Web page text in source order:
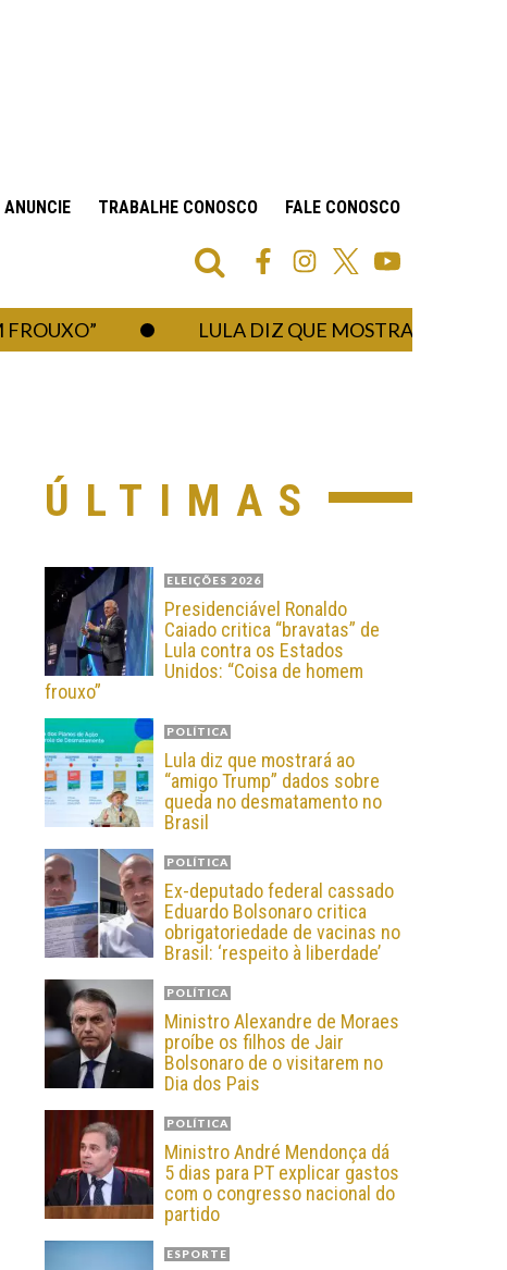
ANUNCIE TRABALHE CONOSCO FALE CONOSCO
LULA DIZ QUE MOSTRARÁ AO “AMIGO
ÚLTIMAS
ELEIÇÕES 2026
Presidenciável Ronaldo
Caiado critica “bravatas” de
Lula contra os Estados
Unidos: “Coisa de homem
frouxo”
POLÍTICA
Lula diz que mostrará ao
“amigo Trump” dados sobre
queda no desmatamento no
Brasil
POLÍTICA
Ex-deputado federal cassado
Eduardo Bolsonaro critica
obrigatoriedade de vacinas no
Brasil: ‘respeito à liberdade’
POLÍTICA
Ministro Alexandre de Moraes
proíbe os filhos de Jair
Bolsonaro de o visitarem no
Dia dos Pais
POLÍTICA
Ministro André Mendonça dá
5 dias para PT explicar gastos
com o congresso nacional do
partido
ESPORTE